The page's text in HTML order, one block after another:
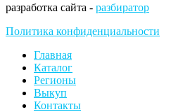
разработка сайта - разбиратор
Политика конфиденциальности
Главная
Каталог
Регионы
Выкуп
Контакты